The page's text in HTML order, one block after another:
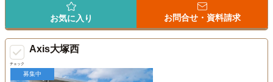
お気に入り お問合せ・資料請求
チェック
Axis大塚西
募集中